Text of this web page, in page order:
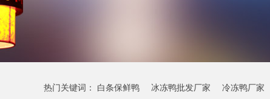
热门关键词： 白条保鲜鸭 冰冻鸭批发厂家 冷冻鸭厂家